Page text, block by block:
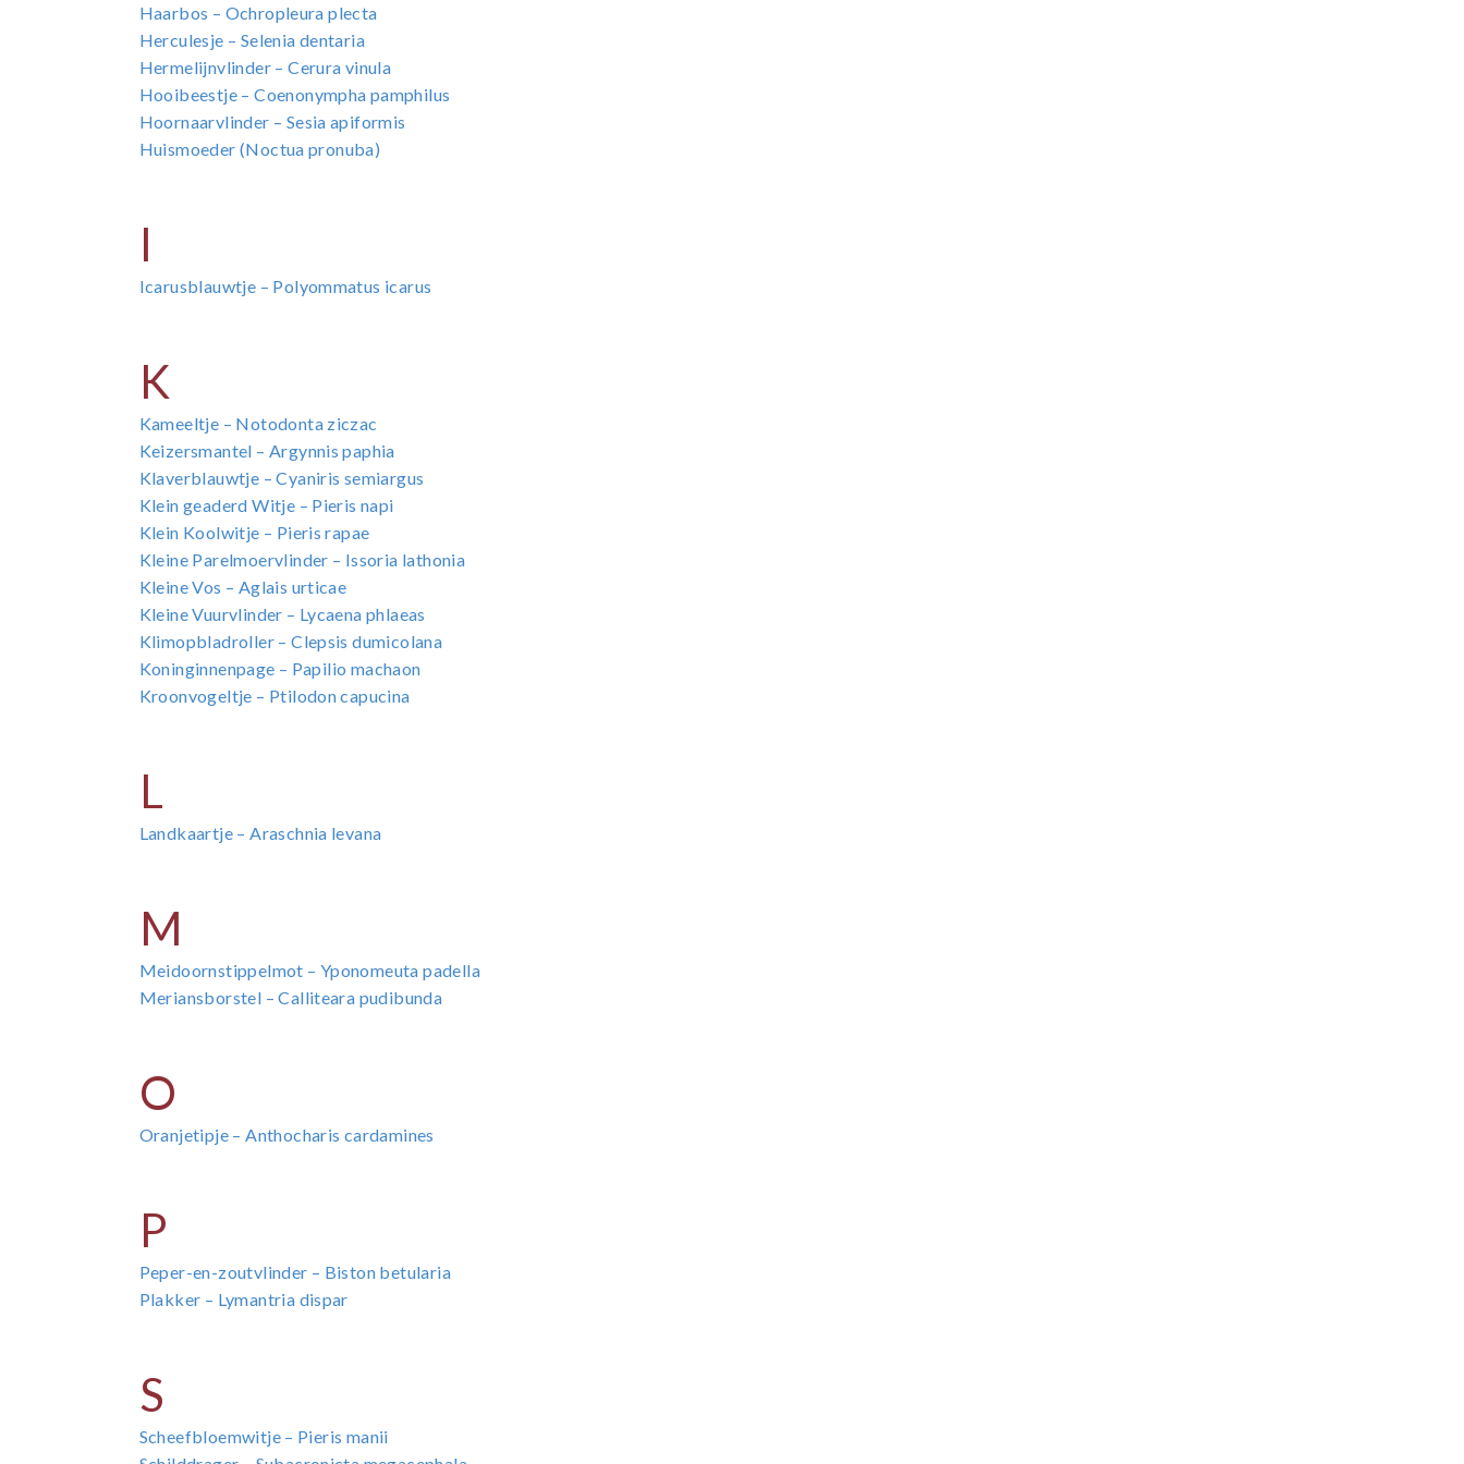
Haarbos – Ochropleura plecta
Herculesje – Selenia dentaria
Hermelijnvlinder – Cerura vinula
Hooibeestje – Coenonympha pamphilus
Hoornaarvlinder – Sesia apiformis
Huismoeder (Noctua pronuba)
I
Icarusblauwtje – Polyommatus icarus
K
Kameeltje – Notodonta ziczac
Keizersmantel – Argynnis paphia
Klaverblauwtje – Cyaniris semiargus
Klein geaderd Witje – Pieris napi
Klein Koolwitje – Pieris rapae
Kleine Parelmoervlinder – Issoria lathonia
Kleine Vos – Aglais urticae
Kleine Vuurvlinder – Lycaena phlaeas
Klimopbladroller – Clepsis dumicolana
Koninginnenpage – Papilio machaon
Kroonvogeltje – Ptilodon capucina
L
Landkaartje – Araschnia levana
M
Meidoornstippelmot – Yponomeuta padella
Meriansborstel – Calliteara pudibunda
O
Oranjetipje – Anthocharis cardamines
P
Peper-en-zoutvlinder – Biston betularia
Plakker – Lymantria dispar
S
Scheefbloemwitje – Pieris manii